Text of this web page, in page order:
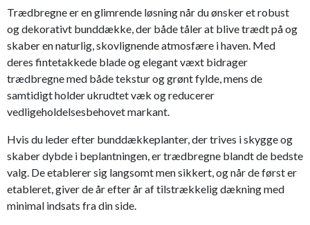
Trædbregne er en glimrende løsning når du ønsker et robust
og dekorativt bunddække, der både tåler at blive trædt på og
skaber en naturlig, skovlignende atmosfære i haven. Med
deres fintetakkede blade og elegant væxt bidrager
trædbregne med både tekstur og grønt fylde, mens de
samtidigt holder ukrudtet væk og reducerer
vedligeholdelsesbehovet markant.
Hvis du leder efter bunddækkeplanter, der trives i skygge og
skaber dybde i beplantningen, er trædbregne blandt de bedste
valg. De etablerer sig langsomt men sikkert, og når de først er
etableret, giver de år efter år af tilstrækkelig dækning med
minimal indsats fra din side.